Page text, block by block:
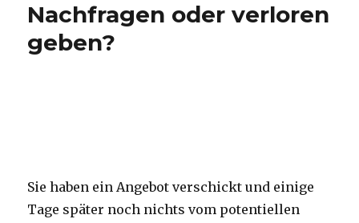
mit
Nachfragen oder verloren
geben?
Sie haben ein Angebot verschickt und einige
Tage später noch nichts vom potentiellen